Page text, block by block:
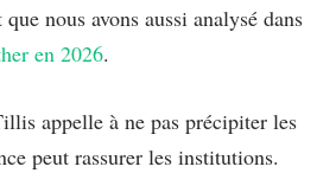
nous avons aussi analysé dans
en 2026.
appelle à ne pas précipiter les
peut rassurer les institutions.